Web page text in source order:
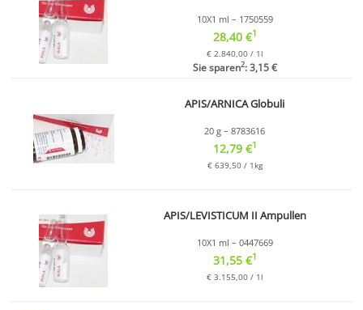
10X1 ml – 1750559
28,40 €1
€ 2.840,00 / 1l
Sie sparen2: 3,15 €
APIS/ARNICA Globuli
20 g – 8783616
12,79 €1
€ 639,50 / 1kg
APIS/LEVISTICUM II Ampullen
10X1 ml – 0447669
31,55 €1
€ 3.155,00 / 1l